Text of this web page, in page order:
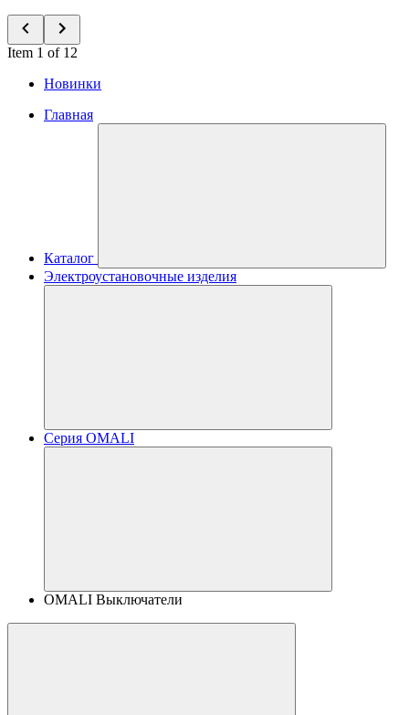
Item 1 of 12
Новинки
Главная
Каталог
Электроустановочные изделия
Серия OMALI
OMALI Выключатели